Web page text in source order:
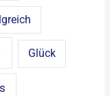
Glück